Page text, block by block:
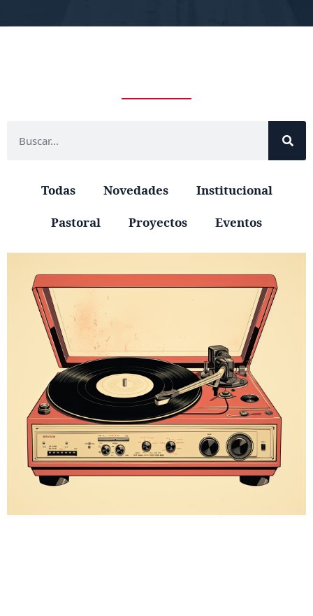
Todas Novedades
Institucional
Pastoral
Proyectos Eventos